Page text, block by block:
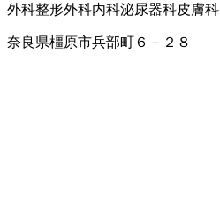
外科整形外科内科泌尿器科皮膚科
奈良県橿原市兵部町６－２８